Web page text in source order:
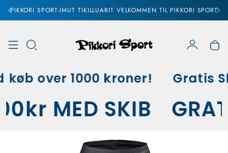
PIKKORI SPORT-IMUT TIKILLUARIT VELKOMMEN TIL PIKKORI SPORT
Konto
over 1000 kroner! Gratis
MED SKIB